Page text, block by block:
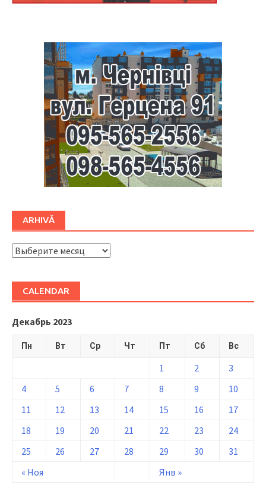
ARHIVĂ
ARHIVĂ
CALENDAR
Декабрь 2023
Пн Вт Ср Чт Пт Сб Вс
« Ноя Янв »
1 2
3
4
5 6 7 8 9
10
11
12 13 14 15 16
17
18
19 20 21 22 23
24
25
26 27 28 29 30 31